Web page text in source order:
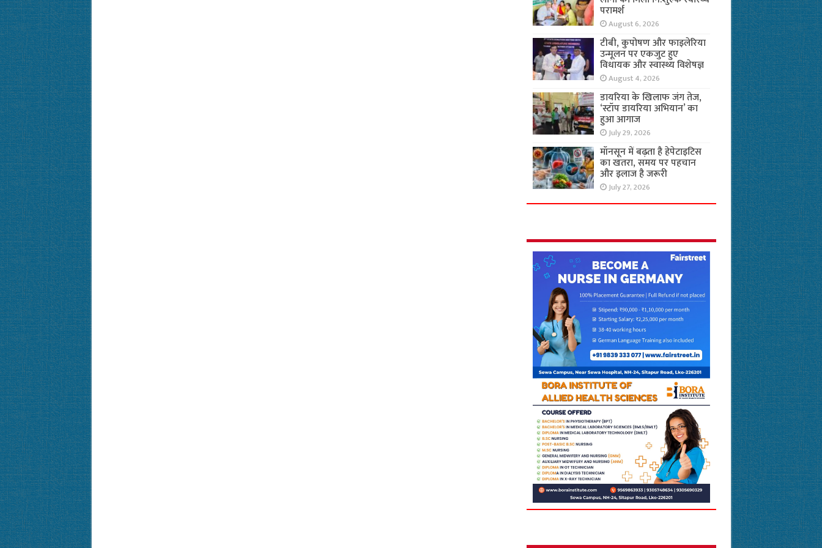
परामर्श
August 6, 2026
टीबी, कुपोषण और फाइलेरिया
उन्मूलन पर एकजुट हुए
विधायक और स्वास्थ्य विशेषज्ञ
August 4, 2026
डायरिया के खिलाफ जंग तेज,
‘स्टॉप डायरिया अभियान’ का
हुआ आगाज
July 29, 2026
मॉनसून में बढ़ता है हेपेटाइटिस
का खतरा, समय पर पहचान
और इलाज है जरूरी
July 27, 2026